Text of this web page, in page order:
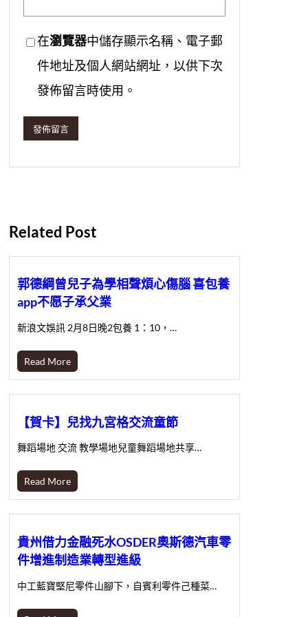
在瀏覽器中儲存顯示名稱、電子郵
件地址及個人網站網址，以供下次
發佈留言時使用。
Related Post
郭德綱曾兒子為學相聲煩心傷腦 喜包養
app不愿子承父業
新浪文娛訊 2月8日晚2包養 1：10，…
Read More
【賀卡】兒找九宮格交流童節
舞蹈場地 交流 教學場地兒童舞蹈場地共享…
Read More
貴州借力金融死水OSDER奧斯德汽車零
件增進制造業轉型進級
中工藍寶堅尼零件山腳下，自賓利零件己種菜…